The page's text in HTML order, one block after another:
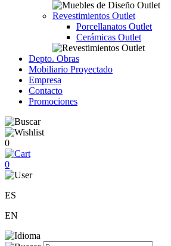
Revestimientos Outlet
Porcellanatos Outlet
Cerámicas Outlet
Depto. Obras
Mobiliario Proyectado
Empresa
Contacto
Promociones
0
0
ES
EN